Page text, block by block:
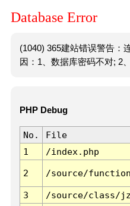
Database Error
(1040) 365建站错误警告：
因：1、数据库密码不对; 2
PHP Debug
No. File
1
/index.php
2 /source/
3 /source/class/